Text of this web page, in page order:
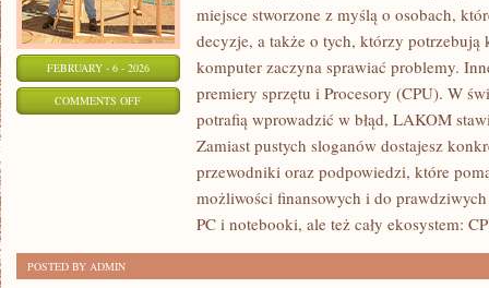
FEBRUARY - 6 - 2026
COMMENTS OFFON
KOMPUTEROWY
miejsce stworzone z myślą o osobach,
decyzje, a także o tych, którzy
komputer zaczyna sprawiać problemy.
premiery sprzętu i Procesory (CPU). W
potrafią wprowadzić w błąd, LAKOM
Zamiast pustych sloganów dostajesz
przewodniki oraz podpowiedzi, które
możliwości finansowych i do
PC i notebooki, ale też cały ekosystem:
POSTED BY ADMIN